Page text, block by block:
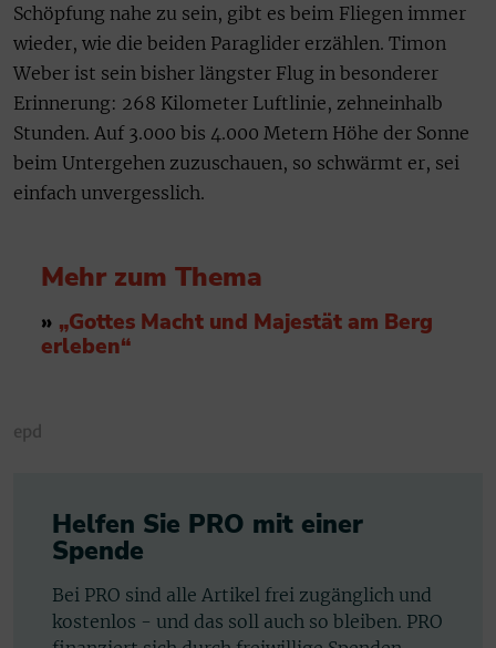
Schöpfung nahe zu sein, gibt es beim Fliegen immer
wieder, wie die beiden Paraglider erzählen. Timon
Weber ist sein bisher längster Flug in besonderer
Erinnerung: 268 Kilometer Luftlinie, zehneinhalb
Stunden. Auf 3.000 bis 4.000 Metern Höhe der Sonne
beim Untergehen zuzuschauen, so schwärmt er, sei
einfach unvergesslich.
Mehr zum Thema
» „Gottes Macht und Majestät am Berg
erleben“
epd
Helfen Sie PRO mit einer
Spende
Bei PRO sind alle Artikel frei zugänglich und
kostenlos - und das soll auch so bleiben. PRO